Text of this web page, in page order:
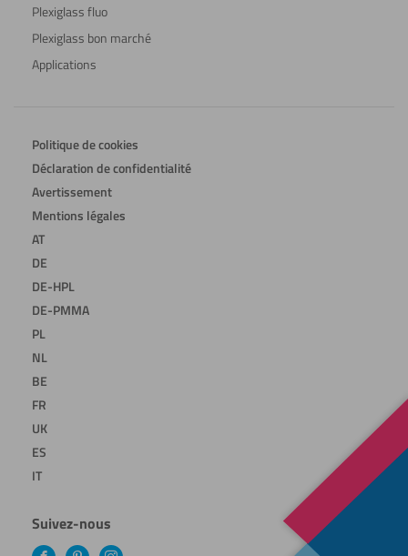
Plexiglass fluo
Plexiglass bon marché
Applications
Politique de cookies
Déclaration de confidentialité
Avertissement
Mentions légales
AT
DE
DE-HPL
DE-PMMA
PL
NL
BE
FR
UK
ES
IT
Suivez-nous